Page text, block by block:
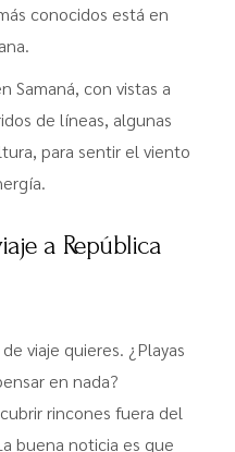
conocidos está en
Samaná, con vistas a
de líneas, algunas
para sentir el viento
a República
viaje quieres. ¿Playas
en nada?
rincones fuera del
buena noticia es que